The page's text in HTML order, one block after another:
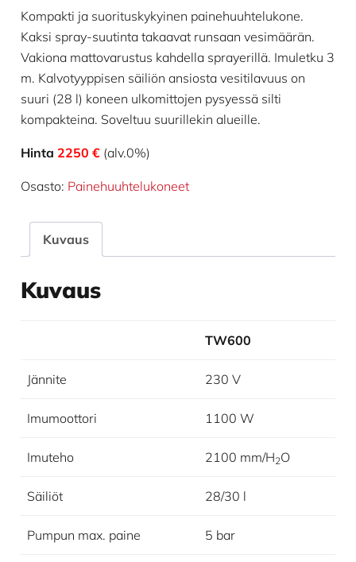
Kompakti ja suorituskykyinen painehuuhtelukone.
Kaksi spray-suutinta takaavat runsaan vesimäärän.
Vakiona mattovarustus kahdella sprayerillä. Imuletku 3
m. Kalvotyyppisen säiliön ansiosta vesitilavuus on
suuri (28 l) koneen ulkomittojen pysyessä silti
kompakteina. Soveltuu suurillekin alueille.
Hinta 2250 €(alv.0%)
Osasto: Painehuuhtelu­koneet
Kuvaus
Kuvaus
TW600
Jännite 230 V
Imumoottori 1100 W
Imuteho 2100 mm/H2O
Säiliöt 28/30 l
Pumpun max. paine 5 bar